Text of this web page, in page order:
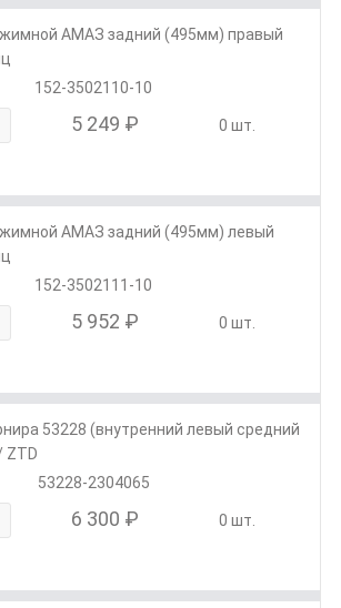
АМАЗ задний (495мм) правый
152-3502110-10
5 249 ₽ 0 шт.
АМАЗ задний (495мм) левый
152-3502111-10
5 952 ₽ 0 шт.
53228 (внутренний левый средний
ZTD
53228-2304065
6 300 ₽ 0 шт.